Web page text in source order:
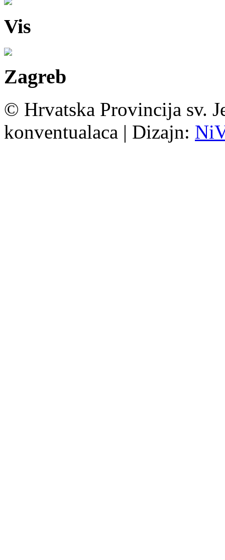
Vis
Zagreb
© Hrvatska Provincija sv.
konventualaca | Dizajn: